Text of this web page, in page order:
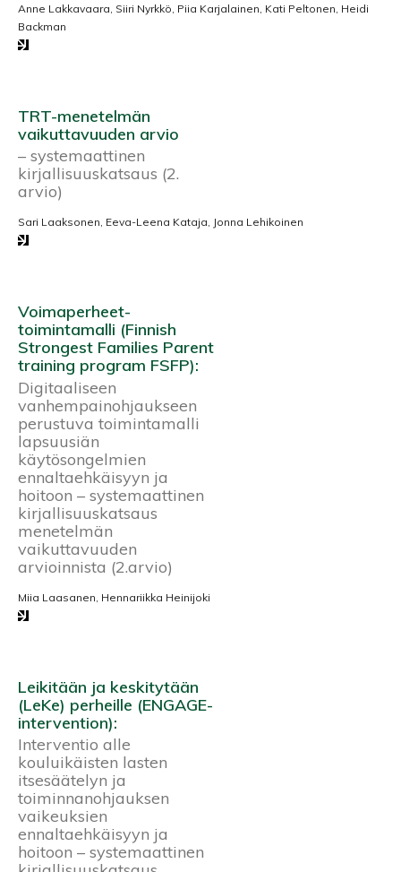
Anne Lakkavaara, Siiri Nyrkkö, Piia Karjalainen, Kati Peltonen, Heidi
Backman
TRT-menetelmän
vaikuttavuuden arvio
– systemaattinen
kirjallisuuskatsaus (2.
arvio)
Sari Laaksonen, Eeva-Leena Kataja, Jonna Lehikoinen
Voimaperheet-
toimintamalli (Finnish
Strongest Families Parent
training program FSFP):
Digitaaliseen
vanhempainohjaukseen
perustuva toimintamalli
lapsuusiän
käytösongelmien
ennaltaehkäisyyn ja
hoitoon – systemaattinen
kirjallisuuskatsaus
menetelmän
vaikuttavuuden
arvioinnista (2.arvio)
Miia Laasanen, Hennariikka Heinijoki
Leikitään ja keskitytään
(LeKe) perheille (ENGAGE-
intervention):
Interventio alle
kouluikäisten lasten
itsesäätelyn ja
toiminnanohjauksen
vaikeuksien
ennaltaehkäisyyn ja
hoitoon – systemaattinen